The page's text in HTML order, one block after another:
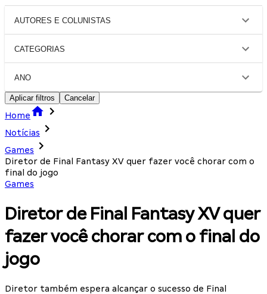
AUTORES E COLUNISTAS
CATEGORIAS
ANO
Aplicar filtros Cancelar
Home
Notícias
Games
Diretor de Final Fantasy XV quer fazer você chorar com o
final do jogo
Games
Diretor de Final Fantasy XV quer
fazer você chorar com o final do
jogo
Diretor também espera alcançar o sucesso de Final